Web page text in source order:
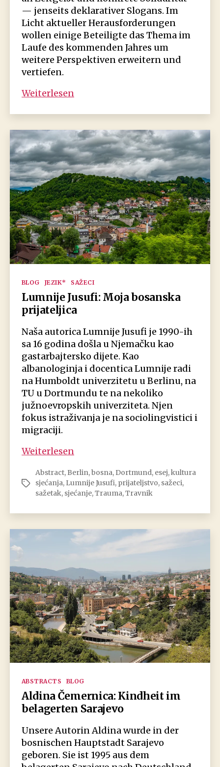
— jenseits deklarativer Slogans. Im
Licht aktueller Herausforderungen
wollen einige Beteiligte das Thema im
Laufe des kommenden Jahres um
weitere Perspektiven erweitern und
vertiefen.
Weiterlesen
weggeschaut?
Solidarität
mit
Bosnien-
Herzegowina
1992-
1995
Kategorien
BLOG JEZIK* SAŽECI
Lumnije Jusufi: Moja bosanska
prijateljica
Naša autorica Lumnije Jusufi je 1990-ih
sa 16 godina došla u Njemačku kao
gastarbajtersko dijete. Kao
albanologinja i docentica Lumnije radi
na Humboldt univerzitetu u Berlinu, na
TU u Dortmundu te na nekoliko
južnoevropskih univerziteta. Njen
fokus istraživanja je na sociolingvistici i
migraciji.
Weiterlesen
Moja
bosanska
prijateljica
Schlagwörter
Abstract, Berlin,bosna, Dortmund, esej,kultura
sjećanja, Lumnije Jusufi, prijateljstvo, sažeci,
sažetak, sjećanje,Trauma,Travnik
Kategorien
ABSTRACTS BLOG
Aldina Čemernica: Kindheit im
belagerten Sarajevo
Unsere Autorin Aldina wurde in der
bosnischen Hauptstadt Sarajevo
geboren. Sie ist 1995 aus dem